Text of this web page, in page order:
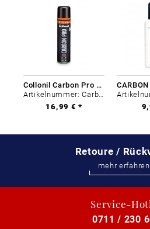
Collonil Carbon Pro 400 ml
Artikelnummer: Carbon-0
16,99 € *
Retoure /
mehr erfahren
Service-
0711 / 230